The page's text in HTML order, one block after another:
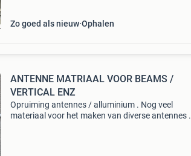
Zo goed als nieuw Ophalen
ANTENNE MATRIAAL VOOR BEAMS /
VERTICAL ENZ
Opruiming antennes / alluminium . Nog veel
materiaal voor het maken van diverse antennes .